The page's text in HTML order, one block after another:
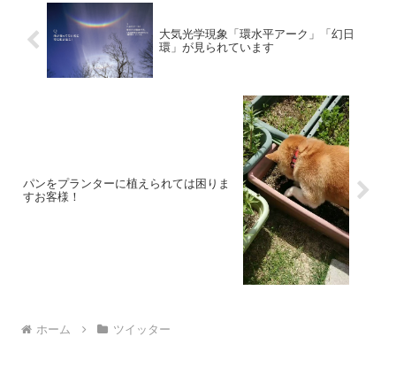
大気光学現象「環水平アーク」「幻日
環」が見られています
パンをプランターに植えられては困りま
すお客様！
ホーム ツイッター